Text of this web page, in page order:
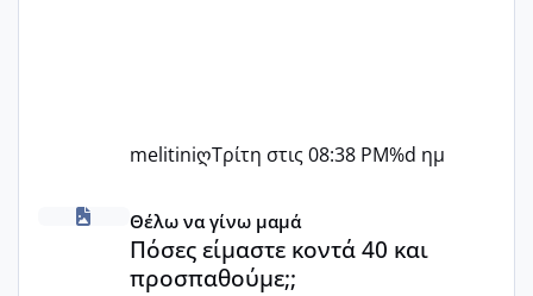
melitiniღΤρίτη στις 08:38 PM%d ημ
Πόσες είμαστε κοντά 40 και προσπαθούμε;;
Θέλω να γίνω μαμά
Πόσες είμαστε κοντά 40 και
προσπαθούμε;;